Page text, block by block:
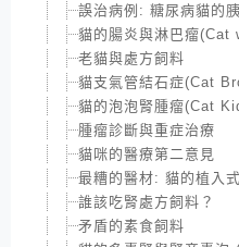
誤治病例: 糖尿病貓的
貓的腸炎與淋巴瘤
老貓與處方飼料
貓支氣管結石症(Cat
貓的泡泡腎腫瘤(Cat
腫瘤診斷與重症治療
貓咪的醫療第二意見
最糟的醫材: 貓的植入
誰該吃腎處方飼料？
矛盾的素食飼料